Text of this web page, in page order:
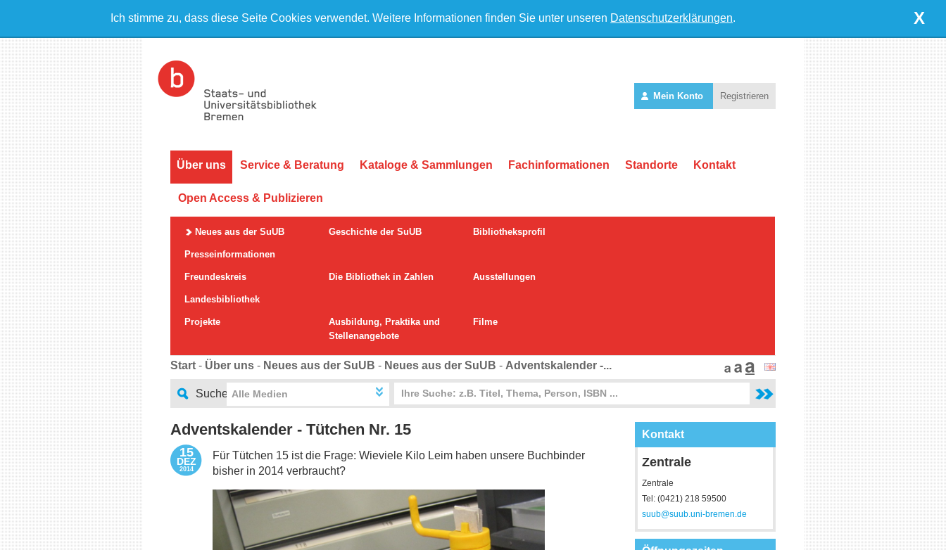
Ich stimme zu, dass diese Seite Cookies verwendet. Weitere Informationen finden Sie unter unseren Datenschutzerklärungen. X
Mein Konto Registrieren
Über uns Service & Beratung Kataloge & Sammlungen Fachinformationen Standorte Kontakt
Open Access & Publizieren
Neues aus der SuUB Geschichte der SuUB Bibliotheksprofil
Presseinformationen
Freundeskreis Die Bibliothek in Zahlen Ausstellungen
Landesbibliothek
Projekte Ausbildung, Praktika und
Stellenangebote
Filme
Start - Über uns - Neues aus der SuUB - Neues aus der SuUB - Adventskalender -...
Suche Alle Medien
Adventskalender - Tütchen Nr. 15
15
DEZ
2014
Für Tütchen 15 ist die Frage: Wieviele Kilo Leim haben unsere Buchbinder
bisher in 2014 verbraucht?
Kontakt
Zentrale
Zentrale
Tel: (0421) 218 59500
suub@suub.uni-bremen.de